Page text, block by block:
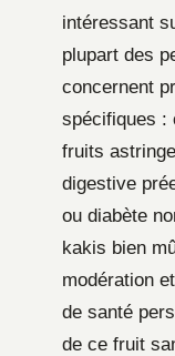
intéressant
plupart des
concernent
spécifiques :
fruits
digestive
ou diabète
kakis bien
modération
de santé
de ce fruit